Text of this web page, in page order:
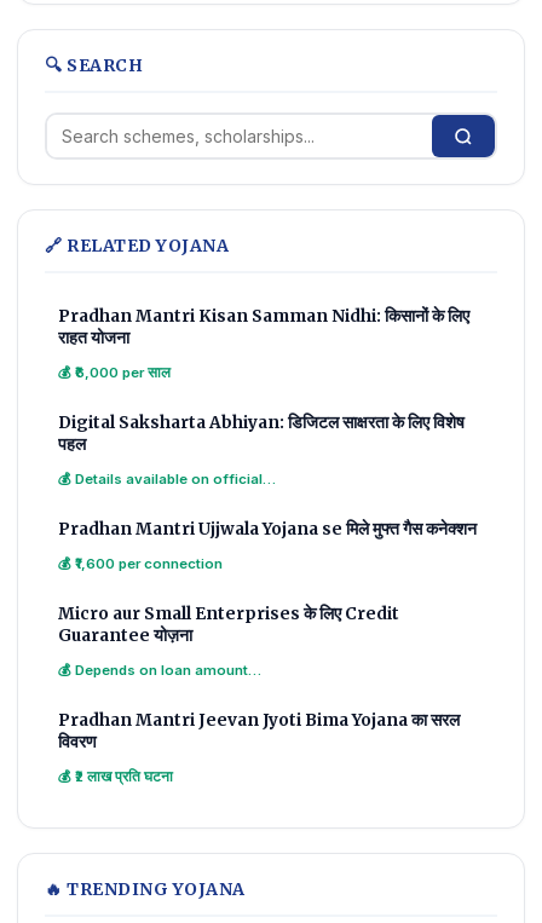
🔍 SEARCH
🔗 RELATED YOJANA
Pradhan Mantri Kisan Samman Nidhi: किसानों के लिए
राहत योजना
💰 ₹6,000 per साल
Digital Saksharta Abhiyan: डिजिटल साक्षरता के लिए विशेष
पहल
💰 Details available on official…
Pradhan Mantri Ujjwala Yojana se मिले मुफ्त गैस कनेक्शन
💰 ₹1,600 per connection
Micro aur Small Enterprises के लिए Credit
Guarantee योज़ना
💰 Depends on loan amount…
Pradhan Mantri Jeevan Jyoti Bima Yojana का सरल
विवरण
💰 ₹2 लाख प्रति घटना
🔥 TRENDING YOJANA